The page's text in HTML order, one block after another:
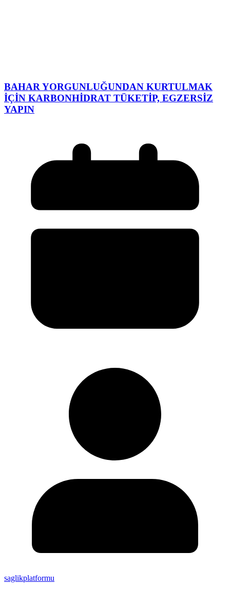
BAHAR YORGUNLUĞUNDAN KURTULMAK
İÇİN KARBONHİDRAT TÜKETİP, EGZERSİZ
YAPIN
saglikplatformu